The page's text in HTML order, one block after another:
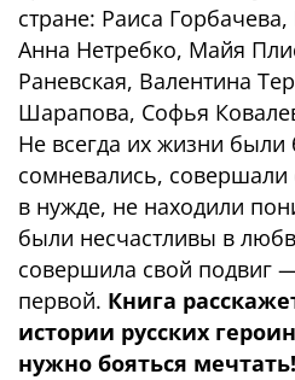
стране: Раиса Горбачева,
Анна Нетребко, Майя
Раневская, Валентина
Шарапова, Софья
Не всегда их жизни
сомневались,
в нужде, не находили
были несчастливы в
совершила свой подвиг
первой. Книга
истории русских
нужно бояться мечтать!